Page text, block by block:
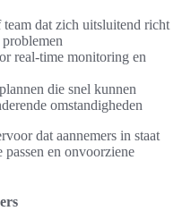
dat zich uitsluitend richt
real-time monitoring en
die snel kunnen
omstandigheden
dat aannemers in staat
en onvoorziene